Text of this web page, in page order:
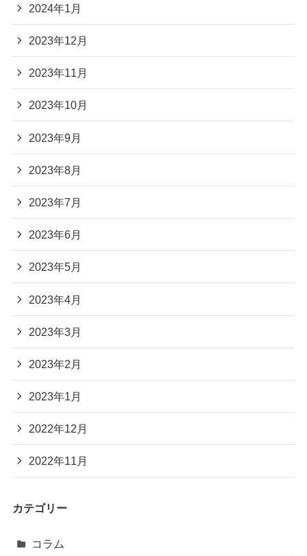
2024年1月
2023年12月
2023年11月
2023年10月
2023年9月
2023年8月
2023年7月
2023年6月
2023年5月
2023年4月
2023年3月
2023年2月
2023年1月
2022年12月
2022年11月
カテゴリー
コラム